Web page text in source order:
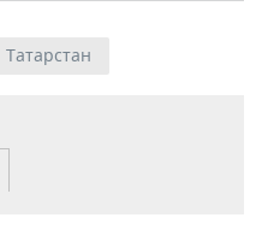
Татарстан